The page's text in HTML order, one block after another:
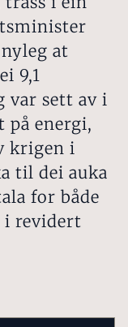
at
9,1
var sett av i
på energi,
krigen i
til dei auka
for både
revidert